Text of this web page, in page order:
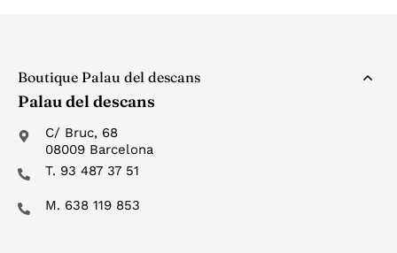
Boutique Palau del descans
Palau del descans
C/ Bruc, 68
08009 Barcelona
T. 93 487 37 51
M. 638 119 853